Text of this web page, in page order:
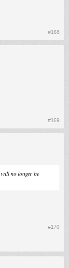
#168
#169
will no longer be
#170